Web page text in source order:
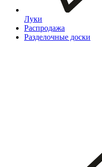
Луки
Распродажа
Разделочные доски